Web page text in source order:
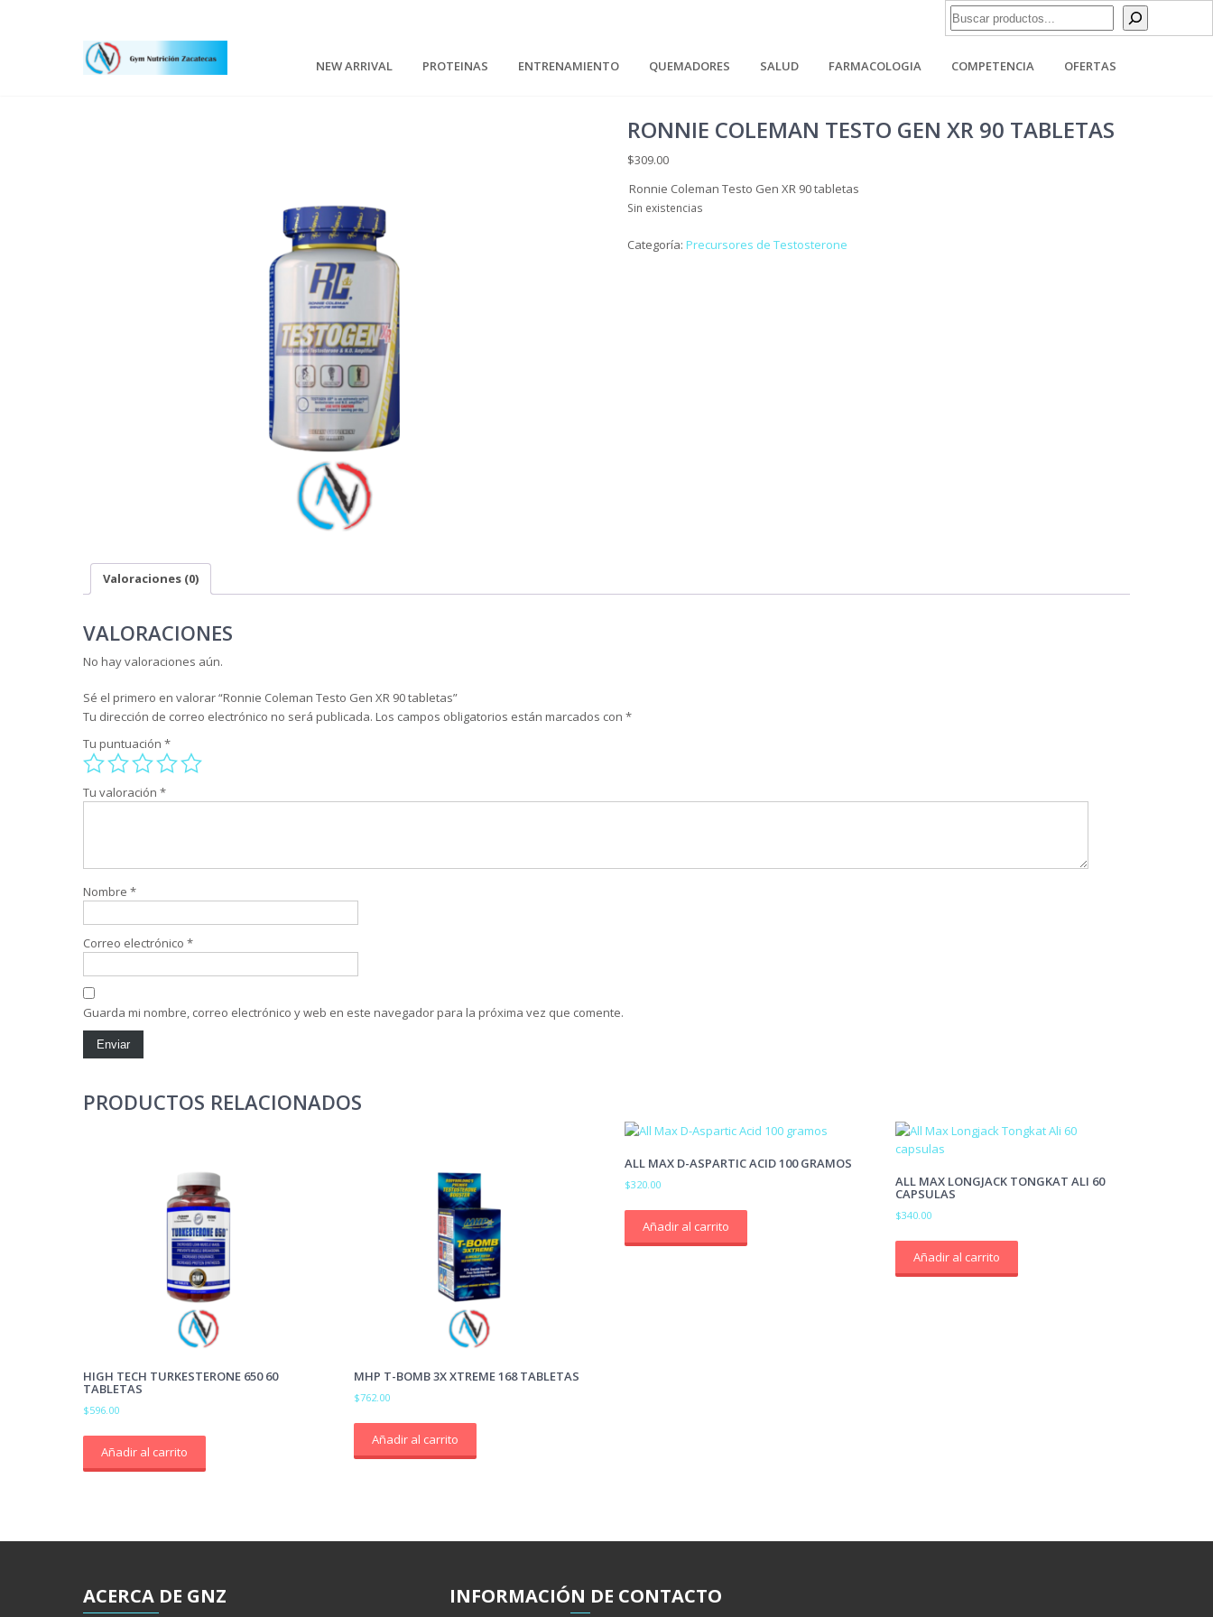
Buscar
NEW ARRIVAL PROTEINAS ENTRENAMIENTO QUEMADORES SALUD FARMACOLOGIA COMPETENCIA OFERTAS
RONNIE COLEMAN TESTO GEN XR 90 TABLETAS
$309.00
Ronnie Coleman Testo Gen XR 90 tabletas
Sin existencias
Categoría:Precursores de Testosterone
Valoraciones (0)
VALORACIONES
No hay valoraciones aún.
Sé el primero en valorar “Ronnie Coleman Testo Gen XR 90 tabletas”
Tu dirección de correo electrónico no será publicada. Los campos obligatorios están marcados con *
Tu puntuación *
Tu valoración *
Nombre *
Correo electrónico *
Guarda mi nombre, correo electrónico y web en este navegador para la próxima vez que comente.
PRODUCTOS RELACIONADOS
HIGH TECH TURKESTERONE 650 60
TABLETAS
$596.00
Añadir al carrito
MHP T-BOMB 3X XTREME 168 TABLETAS
$762.00
Añadir al carrito
ALL MAX D-ASPARTIC ACID 100 GRAMOS
$320.00
Añadir al carrito
ALL MAX LONGJACK TONGKAT ALI 60
CAPSULAS
$340.00
Añadir al carrito
ACERCA DE GNZ INFORMACIÓN DE CONTACTO